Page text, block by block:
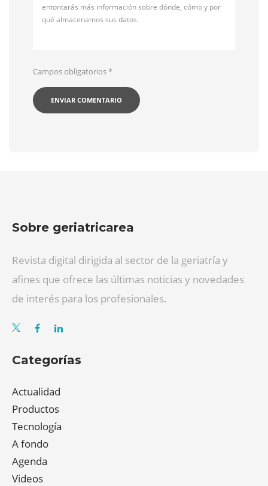
entontarás más información sobre dónde, cómo y por
qué almacenamos sus datos.
Campos obligatorios*
Sobre geriatricarea
Revista digital dirigida al sector de la geriatría y
afines que ofrece las últimas noticias y novedades
de interés para los profesionales.
Categorías
Actualidad
Productos
Tecnología
A fondo
Agenda
Videos